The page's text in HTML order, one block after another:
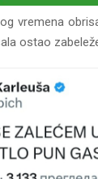
vremena
ostao